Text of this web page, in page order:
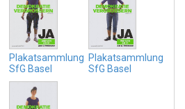
Plakatsammlung
SfG Basel
Plakatsammlung
SfG Basel